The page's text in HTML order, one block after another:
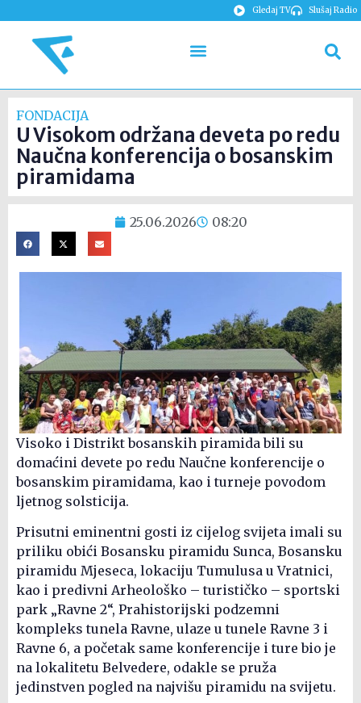
Gledaj TV Slušaj Radio
FONDACIJA
U Visokom održana deveta po redu
Naučna konferencija o bosanskim
piramidama
25.06.2026 08:20
Visoko i Distrikt bosanskih piramida bili su
domaćini devete po redu Naučne konferencije o
bosanskim piramidama, kao i turneje povodom
ljetnog solsticija.
Prisutni eminentni gosti iz cijelog svijeta imali su
priliku obići Bosansku piramidu Sunca, Bosansku
piramidu Mjeseca, lokaciju Tumulusa u Vratnici,
kao i predivni Arheološko – turističko – sportski
park „Ravne 2“, Prahistorijski podzemni
kompleks tunela Ravne, ulaze u tunele Ravne 3 i
Ravne 6, a početak same konferencije i ture bio je
na lokalitetu Belvedere, odakle se pruža
jedinstven pogled na najvišu piramidu na svijetu.